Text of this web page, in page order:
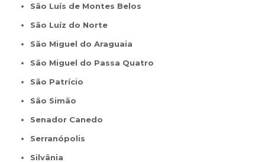
São Luís de Montes Belos
São Luíz do Norte
São Miguel do Araguaia
São Miguel do Passa Quatro
São Patrício
São Simão
Senador Canedo
Serranópolis
Silvânia